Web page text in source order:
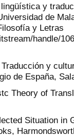
y
de
y Letras
handle/
y
de España,
Theory of
Situation in